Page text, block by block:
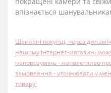
впізнається
Шановні покупці, через
нашому інтернет-магазині
непорозумінь - наполегливо
замовлення - уточнювати у
товару!